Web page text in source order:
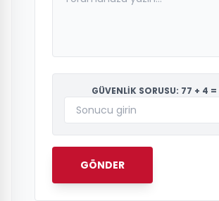
GÜVENLİK SORUSU: 77 + 4 =
GÖNDER